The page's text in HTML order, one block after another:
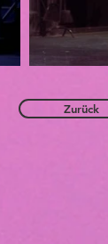
Zurück